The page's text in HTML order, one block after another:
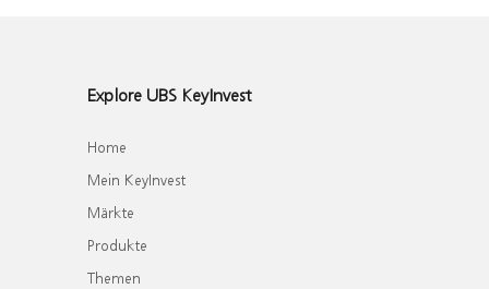
Explore UBS KeyInvest
Home
Mein KeyInvest
Märkte
Produkte
Themen